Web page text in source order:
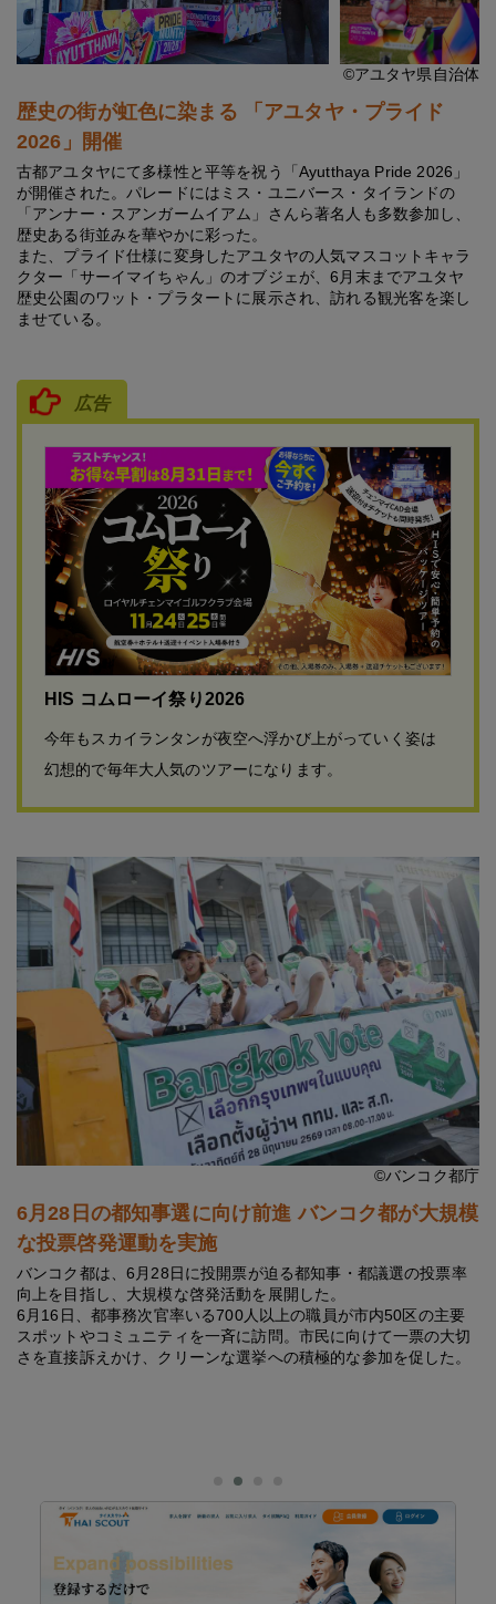
©アユタヤ県自治体
歴史の街が虹色に染まる 「アユタヤ・プライド
2026」開催
古都アユタヤにて多様性と平等を祝う「Ayutthaya Pride 2026」
が開催された。パレードにはミス・ユニバース・タイランドの
「アンナー・スアンガームイアム」さんら著名人も多数参加し、
歴史ある街並みを華やかに彩った。
また、プライド仕様に変身したアユタヤの人気マスコットキャラ
クター「サーイマイちゃん」のオブジェが、6月末までアユタヤ
歴史公園のワット・プラタートに展示され、訪れる観光客を楽し
ませている。
広告
HIS コムローイ祭り2026
今年もスカイランタンが夜空へ浮かび上がっていく姿は
幻想的で毎年大人気のツアーになります。
©バンコク都庁
6月28日の都知事選に向け前進 バンコク都が大規模
な投票啓発運動を実施
バンコク都は、6月28日に投開票が迫る都知事・都議選の投票率
向上を目指し、大規模な啓発活動を展開した。
6月16日、都事務次官率いる700人以上の職員が市内50区の主要
スポットやコミュニティを一斉に訪問。市民に向けて一票の大切
さを直接訴えかけ、クリーンな選挙への積極的な参加を促した。